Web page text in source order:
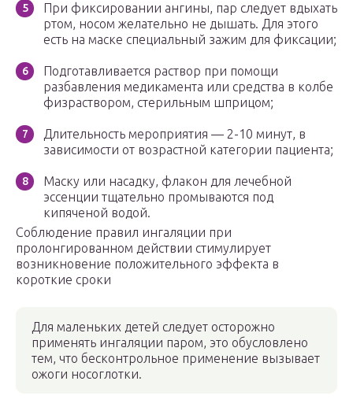
При фиксировании ангины, пар следует вдыхать
ртом, носом желательно не дышать. Для этого
есть на маске специальный зажим для фиксации;
Подготавливается раствор при помощи
разбавления медикамента или средства в колбе
физраствором, стерильным шприцом;
Длительность мероприятия — 2-10 минут, в
зависимости от возрастной категории пациента;
Маску или насадку, флакон для лечебной
эссенции тщательно промываются под
кипяченой водой.
Соблюдение правил ингаляции при
пролонгированном действии стимулирует
возникновение положительного эффекта в
короткие сроки
Для маленьких детей следует осторожно
применять ингаляции паром, это обусловлено
тем, что бесконтрольное применение вызывает
ожоги носоглотки.